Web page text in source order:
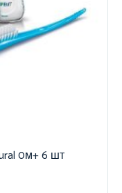
0м+ 6 шт